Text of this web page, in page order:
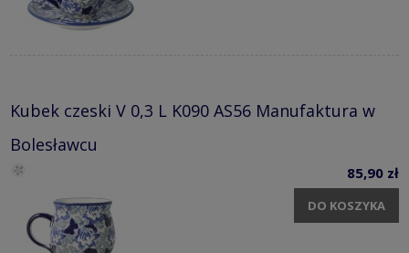
Kubek czeski V 0,3 L K090 AS56 Manufaktura w
Bolesławcu
85,90 zł
DO KOSZYKA